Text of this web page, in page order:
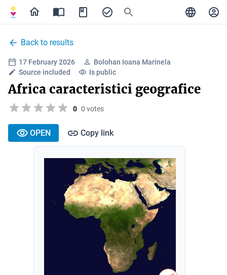
Back to results
17 February 2026
Bolohan Ioana Marinela
Source included
Is public
Africa caracteristici geografice
0 0 votes
OPEN Copy link